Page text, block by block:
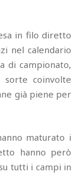
in filo diretto
nel calendario
di campionato,
coinvolte
già piene per
maturato i
hanno però
tutti i campi in